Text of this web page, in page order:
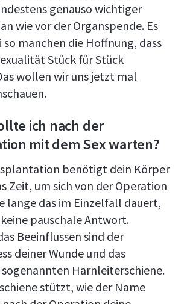
genauso wichtiger
wie vor der Organspende. Es
manchen die Hoffnung, dass
Stück für Stück
wollen wir uns jetzt mal
ich nach der
mit dem Sex warten?
benötigt dein Körper
Zeit, um sich von der Operation
lange das im Einzelfall dauert,
pauschale Antwort.
Beeinflussen sind der
deiner Wunde und das
Harnleiterschiene.
stützt, wie der Name